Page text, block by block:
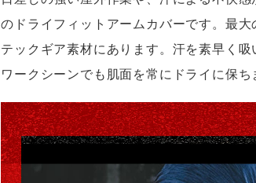
のドライフィットアームカバーです。最
テックギア素材にあります。汗を素早く
ワークシーンでも肌面を常にドライに保ち